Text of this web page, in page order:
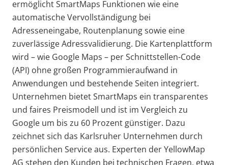
ermöglicht SmartMaps Funktionen wie eine
automatische Vervollständigung bei
Adresseneingabe, Routenplanung sowie eine
zuverlässige Adressvalidierung. Die Kartenplattform
wird – wie Google Maps – per Schnittstellen-Code
(API) ohne großen Programmieraufwand in
Anwendungen und bestehende Seiten integriert.
Unternehmen bietet SmartMaps ein transparentes
und faires Preismodell und ist im Vergleich zu
Google um bis zu 60 Prozent günstiger. Dazu
zeichnet sich das Karlsruher Unternehmen durch
persönlichen Service aus. Experten der YellowMap
AG stehen den Kunden bei technischen Fragen, etwa